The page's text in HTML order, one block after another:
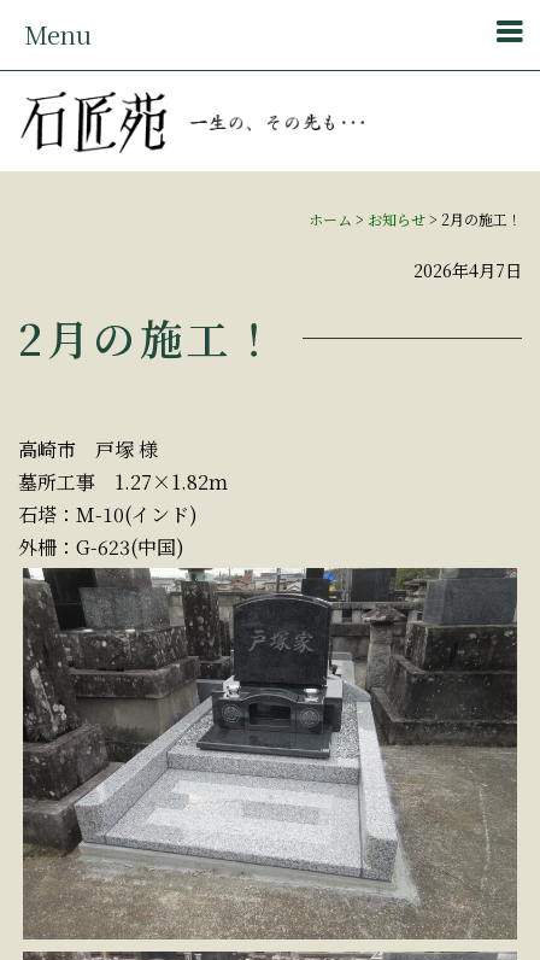
Menu
ホーム > お知らせ> 2月の施工！
2026年4月7日
2月の施工！
高崎市 戸塚 様
墓所工事 1.27×1.82ｍ
石塔：Ｍ-10(インド)
外柵：G-623(中国)